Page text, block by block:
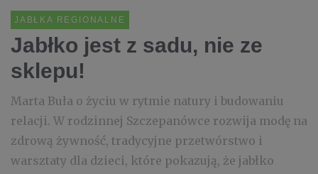
JABŁKA REGIONALNE
Jabłko jest z sadu, nie ze
sklepu!
Marta Buła o życiu w rytmie natury i budowaniu
relacji. W rodzinnej Szczepanówce rozwija modę na
zdrową żywność, tradycyjne przetwórstwo i
warsztaty dla dzieci, które pokazują, że jabłko